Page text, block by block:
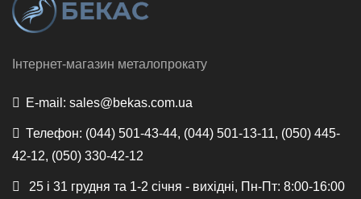
Інтернет-магазин металопрокату
E-mail: sales@bekas.com.ua
Телефон: (044) 501-43-44, (044) 501-13-11, (050) 445-
42-12, (050) 330-42-12
25 і 31 грудня та 1-2 січня - вихідні, Пн-Пт: 8:00-16:00